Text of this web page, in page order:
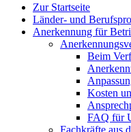
Zur Startseite
Länder- und
Anerkennung für
Beim
Kosten
FAQ für
Fachkräfte aus